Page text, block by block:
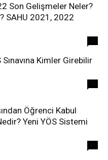
Son Gelişmeler Neler?
SAHU 2021, 2022
Kimler Girebilir
Öğrenci Kabul
Yeni YÖS Sistemi